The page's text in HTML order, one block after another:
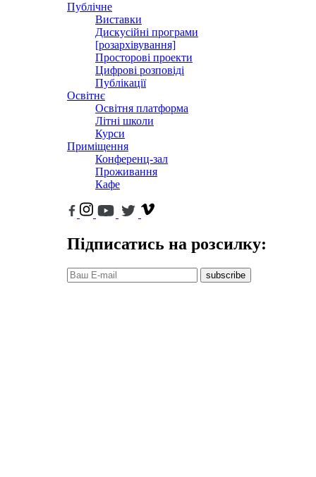
Публічне
Виставки
Дискусійні програми
[розархівування]
Просторові проекти
Цифрові розповіді
Публікації
Освітнє
Освітня платформа
Літні школи
Курси
Приміщення
Конференц-зал
Проживання
Кафе
Підписатись на розсилку:
subscribe